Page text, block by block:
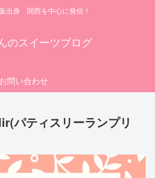
出身 関西を中心に発信！
のスイーツブログ
お問い合わせ
パティスリーランプリ